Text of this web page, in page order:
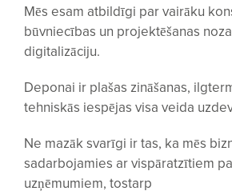
Mēs esam atbildīgi par vairāku
būvniecības un projektēšanas
digitalizāciju.
Deponai ir plašas zināšanas,
tehniskās iespējas visa veida
Ne mazāk svarīgi ir tas, ka mēs
sadarbojamies ar vispāratzītiem
uzņēmumiem, tostarp